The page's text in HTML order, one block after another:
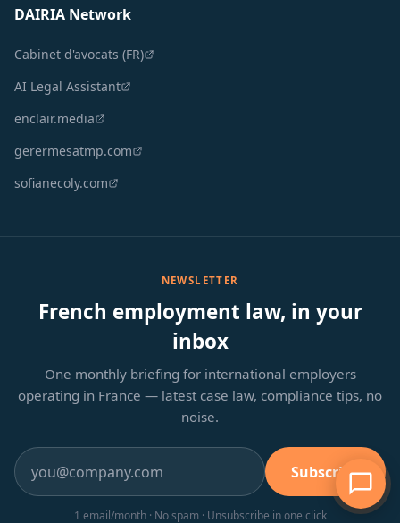
DAIRIA Network
Cabinet d'avocats (FR)
AI Legal Assistant
enclair.media
gerermesatmp.com
sofianecoly.com
NEWSLETTER
French employment law, in your
inbox
One monthly briefing for international employers
operating in France — latest case law, compliance tips, no
noise.
Subscribe
1 email/month · No spam · Unsubscribe in one click